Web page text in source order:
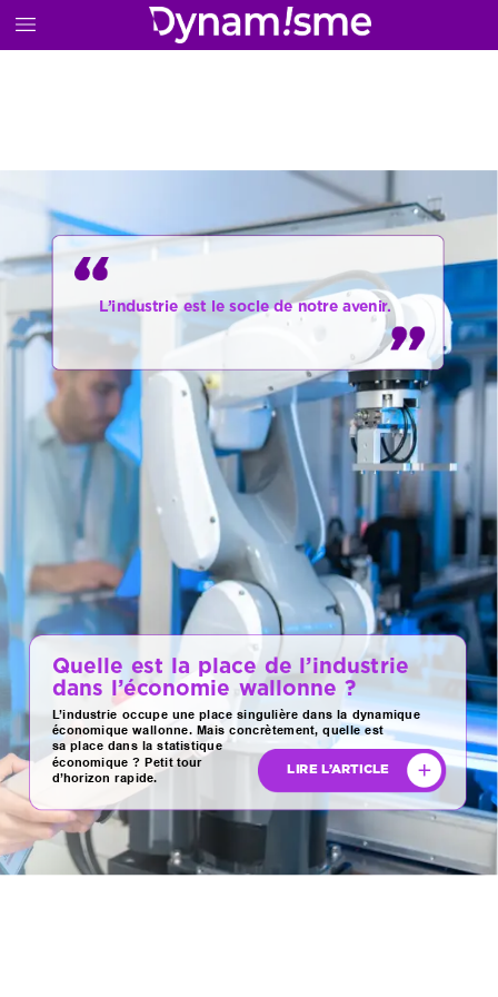
Quelle est la place de l’industrie
dans l’économie wallonne ?
L’industrie occupe une place singulière dans la dynamique
économique wallonne. Mais concrètement, quelle est
sa place dans la statistique
économique ? Petit tour
d’horizon rapide.
LIRE L’ARTICLE
L’industrie est le socle de notre avenir.